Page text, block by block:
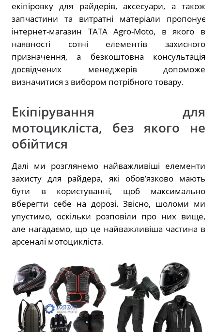
екіпіровку для райдерів, аксесуари, а також
запчастини та витратні матеріали пропонує
інтернет-магазин TATA Agro-Moto, в якого в
наявності сотні елементів захисного
призначення, а безкоштовна консультація
досвідчених менеджерів допоможе
визначитися з вибором потрібного товару.
Екіпірування для
мотоцикліста, без якого не
обійтися
Далі ми розглянемо найважливіші елементи
захисту для райдера, які обов’язково мають
бути в користуванні, щоб максимально
вберегти себе на дорозі. Звісно, шоломи ми
упустимо, оскільки розповіли про них вище,
але нагадаємо, що це найважливіша частина в
арсеналі мотоцикліста.